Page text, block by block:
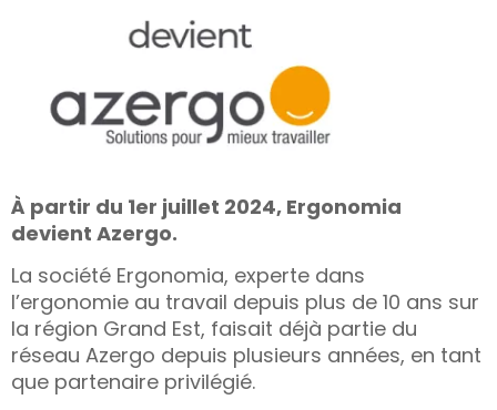
solutions...
Azergo
À partir du 1er juillet 2024, Ergonomia
devient Azergo.
La société Ergonomia, experte dans
l’ergonomie au travail depuis plus de 10 ans sur
la région Grand Est, faisait déjà partie du
réseau Azergo depuis plusieurs années, en tant
que partenaire privilégié.